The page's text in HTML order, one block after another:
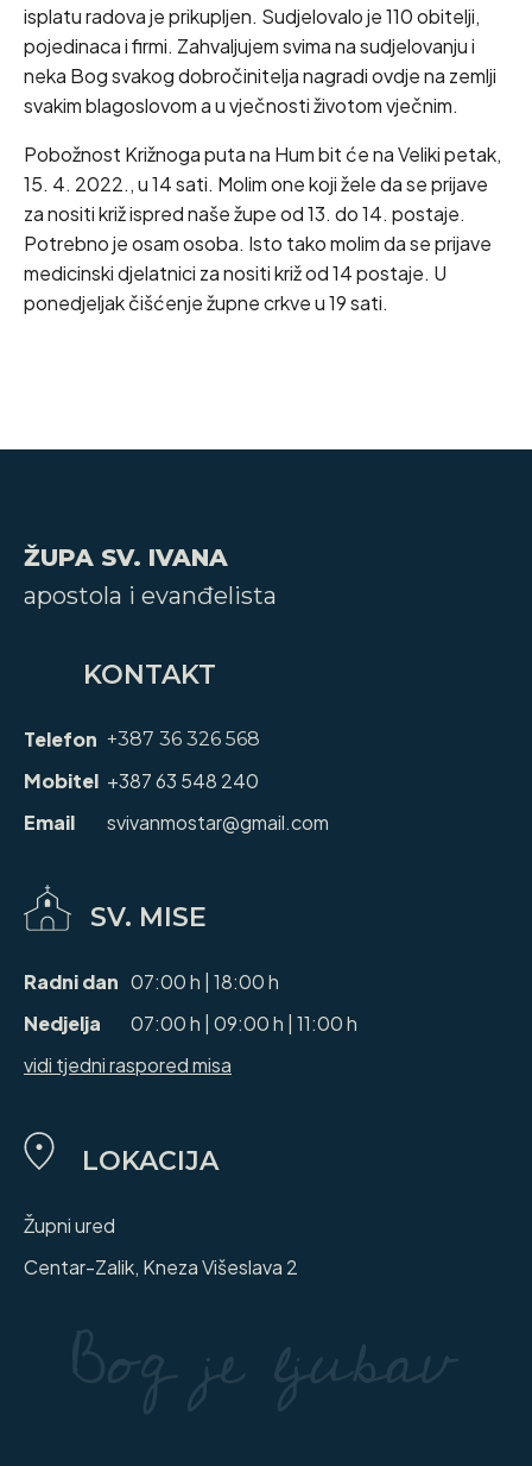
isplatu radova je prikupljen. Sudjelovalo je 110 obitelji,
pojedinaca i firmi. Zahvaljujem svima na sudjelovanju i
neka Bog svakog dobročinitelja nagradi ovdje na zemlji
svakim blagoslovom a u vječnosti životom vječnim.
Pobožnost Križnoga puta na Hum bit će na Veliki petak,
15. 4. 2022., u 14 sati. Molim one koji žele da se prijave
za nositi križ ispred naše župe od 13. do 14. postaje.
Potrebno je osam osoba. Isto tako molim da se prijave
medicinski djelatnici za nositi križ od 14 postaje. U
ponedjeljak čišćenje župne crkve u 19 sati.
ŽUPA SV. IVANA
apostola i evanđelista
KONTAKT
Telefon +387 36 326 568
Mobitel +387 63 548 240
Email
svivanmostar@gmail.com
SV. MISE
Radni dan 07:00 h | 18:00 h
Nedjelja
07:00 h | 09:00 h | 11:00 h
vidi tjedni raspored misa
LOKACIJA
Župni ured
Centar-Zalik, Kneza Višeslava 2